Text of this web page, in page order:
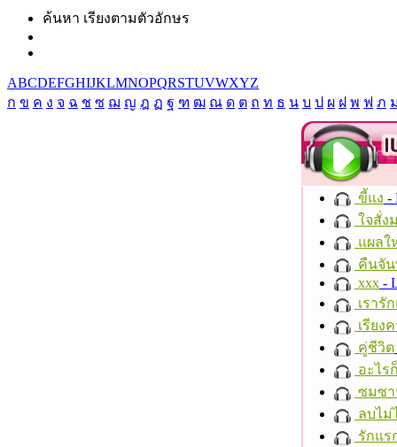
ค้นหา เรียงตามตัวอักษร
ABCDEFGHIJKLMNOPQRSTUVWXYZ
ก ข ค ง จ ฉ ช ซ ฌ ญ ฎ ฏ ฐ ฑ ฒ ณ ด ต ถ ท ธ น บ ป ผ ฝ พ ฟ ภ
ขี้แง -
ใจสั่ง
แผลใ
คืนจั
xxx -
เรารั
เรียง
คู่ชีวิต
อะไร
ซมซ
ลบไม่
รักแร